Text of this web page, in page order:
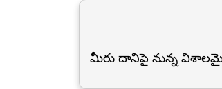
మీరు దానిపై నున్న